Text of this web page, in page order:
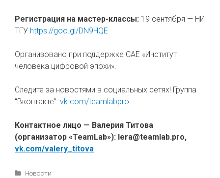
Регистрация на мастер-классы: 19 сентября — НИ
ТГУ https://goo.gl/DN9HQE
Организовано при поддержке САЕ «Институт
человека цифровой эпохи».
Следите за новостями в социальных сетях! Группа
“Вконтакте”: vk.com/teamlabpro
Контактное лицо — Валерия Титова
(организатор «TeamLab»): lera@teamlab.pro,
vk.com/valery_titova
Рубрики
Новости